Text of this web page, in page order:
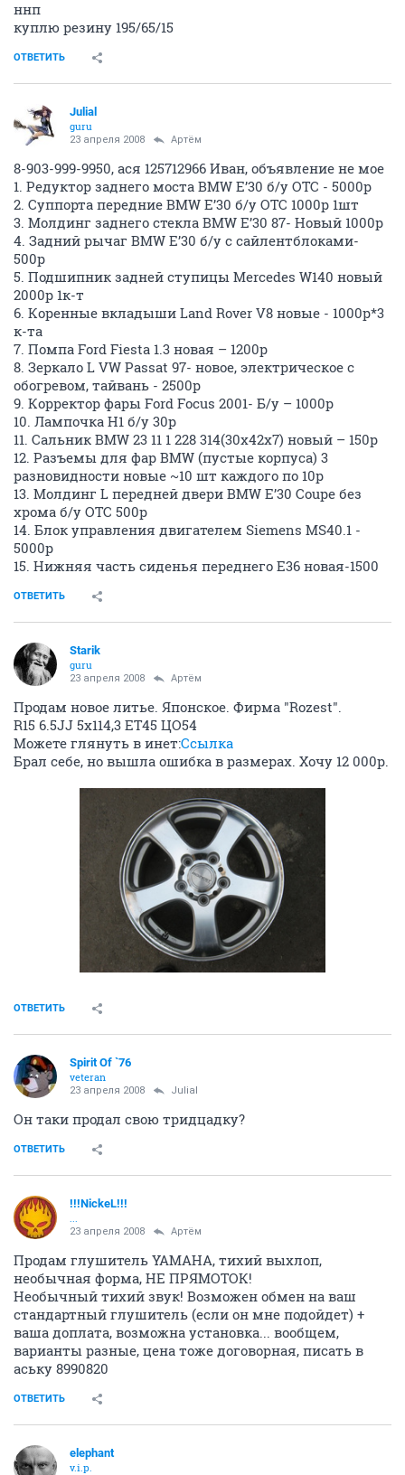
ннп
куплю резину 195/65/15
ОТВЕТИТЬ
Julial
guru
23 апреля 2008 Артём
8-903-999-9950, ася 125712966 Иван, объявление не мое
1. Редуктор заднего моста BMW E’30 б/у ОТС - 5000р
2. Суппорта передние BMW E’30 б/у ОТС 1000р 1шт
3. Молдинг заднего стекла BMW E’30 87- Новый 1000р
4. Задний рычаг BMW E’30 б/у с сайлентблоками-
500р
5. Подшипник задней ступицы Mercedes W140 новый
2000р 1к-т
6. Коренные вкладыши Land Rover V8 новые - 1000р*3
к-та
7. Помпа Ford Fiesta 1.3 новая – 1200р
8. Зеркало L VW Passat 97- новое, электрическое с
обогревом, тайвань - 2500р
9. Корректор фары Ford Focus 2001- Б/у – 1000р
10. Лампочка H1 б/у 30р
11. Сальник BMW 23 11 1 228 314(30x42x7) новый – 150р
12. Разъемы для фар BMW (пустые корпуса) 3
разновидности новые ~10 шт каждого по 10р
13. Молдинг L передней двери BMW E’30 Coupe без
хрома б/у ОТС 500р
14. Блок управления двигателем Siemens MS40.1 -
5000р
15. Нижняя часть сиденья переднего E36 новая-1500
ОТВЕТИТЬ
Starik
guru
23 апреля 2008 Артём
Продам новое литье. Японское. Фирма "Rozest".
R15 6.5JJ 5х114,3 ЕТ45 ЦО54
Можете глянуть в инет:Ссылка
Брал себе, но вышла ошибка в размерах. Хочу 12 000р.
ОТВЕТИТЬ
Spirit Of `76
veteran
23 апреля 2008 Julial
Он таки продал свою тридцадку?
ОТВЕТИТЬ
!!!NickeL!!!
...
23 апреля 2008 Артём
Продам глушитель YAMAHA, тихий выхлоп,
необычная форма, НЕ ПРЯМОТОК!
Необычный тихий звук! Возможен обмен на ваш
стандартный глушитель (если он мне подойдет) +
ваша доплата, возможна установка... вообщем,
варианты разные, цена тоже договорная, писать в
аську 8990820
ОТВЕТИТЬ
elephant
v.i.p.